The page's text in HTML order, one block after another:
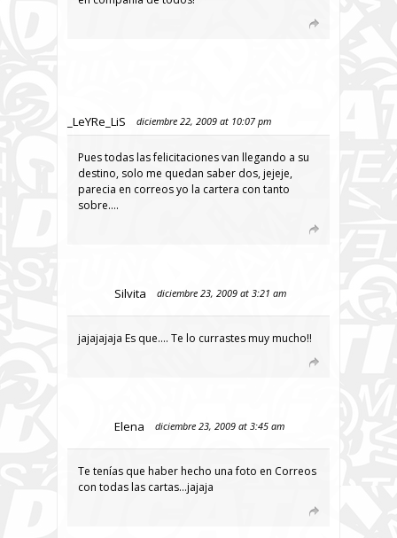
_LeYRe_LiS diciembre 22, 2009 at 10:07 pm
Pues todas las felicitaciones van llegando a su
destino, solo me quedan saber dos, jejeje,
parecia en correos yo la cartera con tanto
sobre….
Silvita diciembre 23, 2009 at 3:21 am
jajajajaja Es que…. Te lo currastes muy mucho!!
Elena diciembre 23, 2009 at 3:45 am
Te tenías que haber hecho una foto en Correos
con todas las cartas…jajaja